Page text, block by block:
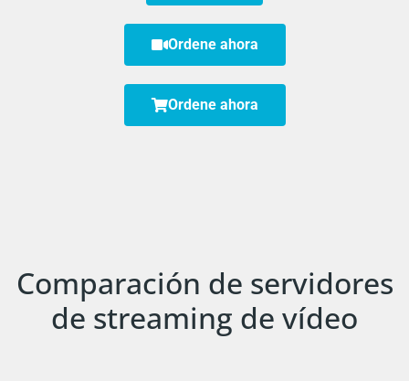
Ordene ahora
Ordene ahora
Comparación de servidores
de streaming de vídeo